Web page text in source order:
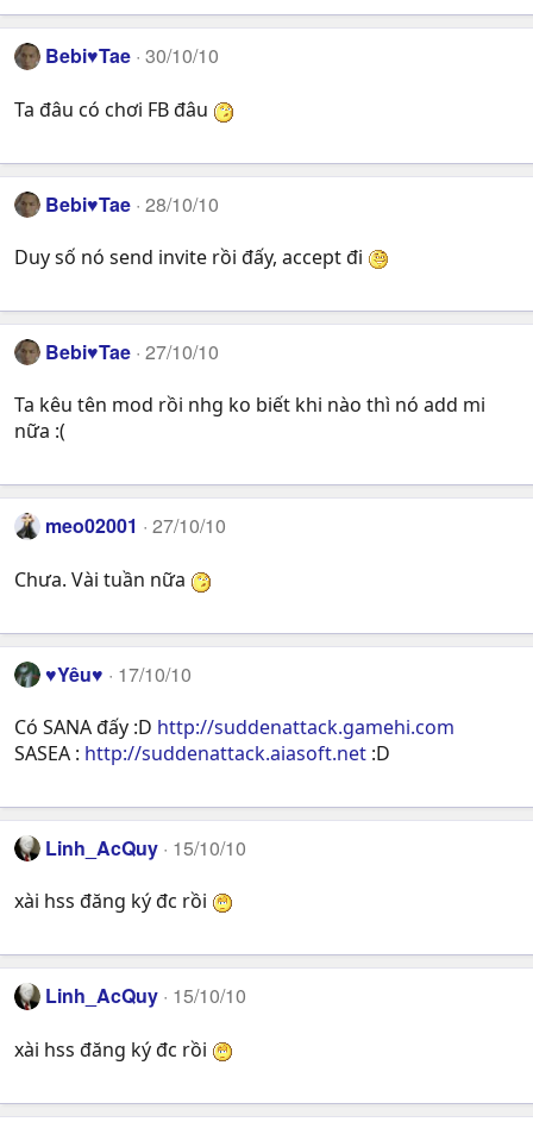
Bebi♥Tae 30/10/10
Ta đâu có chơi FB đâu
Bebi♥Tae 28/10/10
Duy số nó send invite rồi đấy, accept đi
Bebi♥Tae 27/10/10
Ta kêu tên mod rồi nhg ko biết khi nào thì nó add mi
nữa :(
meo02001 27/10/10
Chưa. Vài tuần nữa
♥Yêu♥ 17/10/10
Có SANA đấy :D http://suddenattack.gamehi.com
SASEA : http://suddenattack.aiasoft.net :D
Linh_AcQuy 15/10/10
xài hss đăng ký đc rồi
Linh_AcQuy 15/10/10
xài hss đăng ký đc rồi